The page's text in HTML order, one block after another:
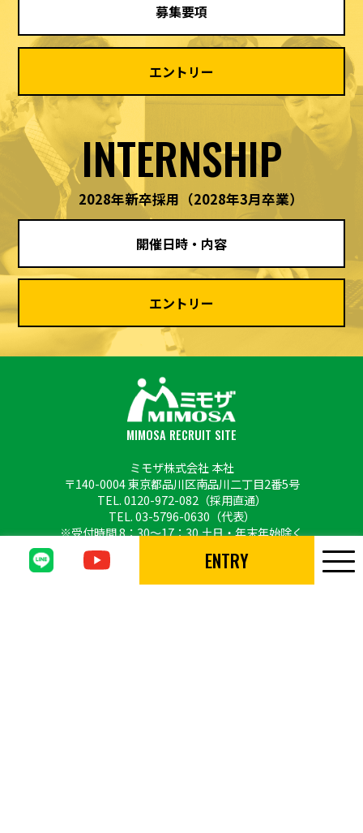
ENTRY
募集要項
エントリー
INTERNSHIP
2028年新卒採用 （2028年3月卒業）
開催日時・内容
エントリー
MIMOSA RECRUIT SITE
ミモザ株式会社 本社
〒140-0004 東京都品川区南品川二丁目2番5号
TEL. 0120-972-082（採用直通）
TEL. 03-5796-0630 （代表）
※受付時間 8：30〜17：30 土日・年末年始除く